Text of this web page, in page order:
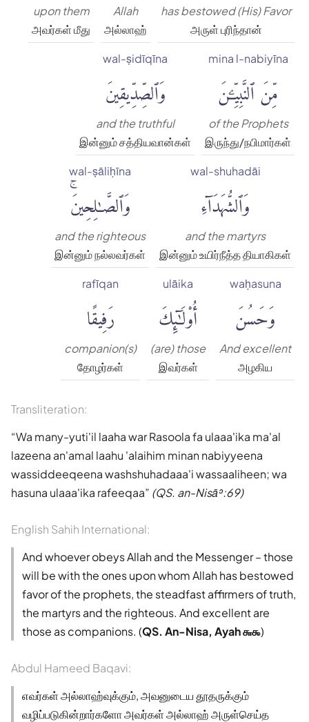
has bestowed (His) Favor
அருள் புரிந்தான்
Allah
அல்லாஹ்
upon them
அவர்கள் மீது
mina l-nabiyīna
مِّنَ ٱلنَّبِيِّۦنَ
of the Prophets
இருந்து/நபிமார்கள்
wal-ṣidīqīna
وَٱلصِّدِّيقِينَ
and the truthful
இன்னும் சத்தியவான்கள்
wal-shuhadāi
وَٱلشُّهَدَآءِ
and the martyrs
இன்னும் உயிர்நீத்த தியாகிகள்
wal-ṣāliḥīna
وَٱلصَّٰلِحِينَۚ
and the righteous
இன்னும் நல்லவர்கள்
waḥasuna
وَحَسُنَ
And excellent
அழகிய
ulāika
أُو۟لَٰٓئِكَ
(are) those
இவர்கள்
rafīqan
رَفِيقًا
companion(s)
தோழர்கள்
Transliteration:
Wa many-yuti'il laaha war Rasoola fa ulaaa'ika ma'al
lazeena an'amal laahu 'alaihim minan nabiyyeena
wassiddeeqeena washshuhadaaa'i wassaaliheen; wa
hasuna ulaaa'ika rafeeqaa (QS. an-Nisāʾ:69)
English Sahih International:
And whoever obeys Allah and the Messenger – those
will be with the ones upon whom Allah has bestowed
favor of the prophets, the steadfast affirmers of truth,
the martyrs and the righteous. And excellent are
those as companions. (QS. An-Nisa, Ayah ௬௯)
Abdul Hameed Baqavi:
எவர்கள் அல்லாஹ்வுக்கும், அவனுடைய தூதருக்கும்
வழிப்படுகின்றார்களோ அவர்கள் அல்லாஹ் அருள்செய்த